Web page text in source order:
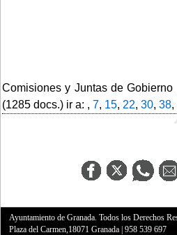
Comisiones y Juntas de
(1285 docs.) ir a: , 7, 15, 22, 30, 38,
Ayuntamiento de Granada. Todos los Derechos
Plaza del Carmen,18071 Granada |958 539 697